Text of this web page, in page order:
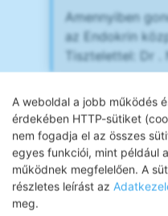
A weboldal a jobb működés
érdekében HTTP-sütiket
nem fogadja el az összes
egyes funkciói, mint például
működnek megfelelően. A
részletes leírást az
meg.
Amennyiben
az Endokrin
Tisztelettel: Dr
Tisztelt Doktornő!
32 éves vagyok, kb.
fogamzásgátlót. A